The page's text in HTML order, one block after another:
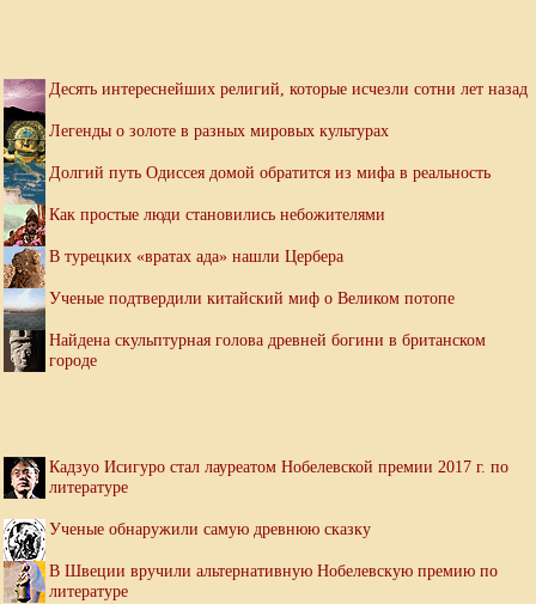
Десять интереснейших религий, которые исчезли сотни лет назад
Легенды о золоте в разных мировых культурах
Долгий путь Одиссея домой обратится из мифа в реальность
Как простые люди становились небожителями
В турецких «вратах ада» нашли Цербера
Ученые подтвердили китайский миф о Великом потопе
Найдена скульптурная голова древней богини в британском
городе
Кадзуо Исигуро стал лауреатом Нобелевской премии 2017 г. по
литературе
Ученые обнаружили самую древнюю сказку
В Швеции вручили альтернативную Нобелевскую премию по
литературе